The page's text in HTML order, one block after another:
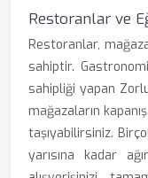
Restoranlar ve
Restoranlar,
sahiptir.
sahipliği yapan
mağazaların
taşıyabilirsiniz.
yarısına kadar